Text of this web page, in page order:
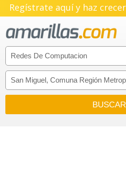
Regístrate aquí y haz